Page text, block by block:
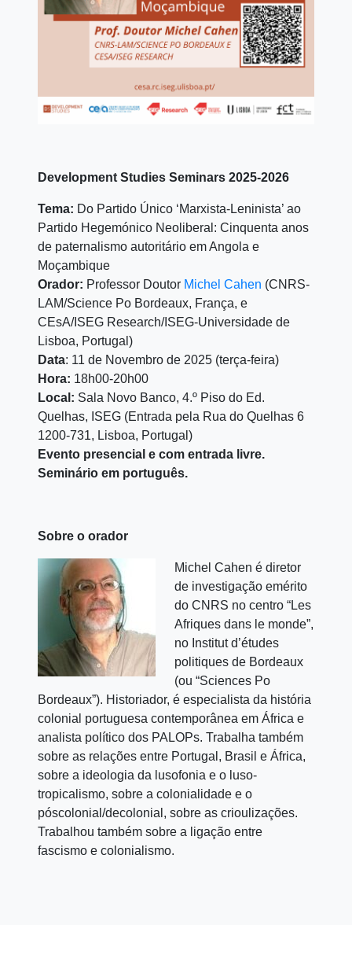
Development Studies Seminars 2025-2026
Tema: Do Partido Único ‘Marxista-Leninista’ ao
Partido Hegemónico Neoliberal: Cinquenta anos
de paternalismo autoritário em Angola e
Moçambique
Orador: Professor Doutor Michel Cahen (CNRS-
LAM/Science Po Bordeaux, França, e
CEsA/ISEG Research/ISEG-Universidade de
Lisboa, Portugal)
Data: 11 de Novembro de 2025 (terça-feira)
Hora: 18h00-20h00
Local: Sala Novo Banco, 4.º Piso do Ed.
Quelhas, ISEG (Entrada pela Rua do Quelhas 6
1200-731, Lisboa, Portugal)
Evento presencial e com entrada livre.
Seminário em português.
Sobre o orador
Michel Cahen é diretor
de investigação emérito
do CNRS no centro “Les
Afriques dans le monde”,
no Institut d’études
politiques de Bordeaux
(ou “Sciences Po
Bordeaux”). Historiador, é especialista da história
colonial portuguesa contemporânea em África e
analista político dos PALOPs. Trabalha também
sobre as relações entre Portugal, Brasil e África,
sobre a ideologia da lusofonia e o luso-
tropicalismo, sobre a colonialidade e o
póscolonial/decolonial, sobre as crioulizações.
Trabalhou também sobre a ligação entre
fascismo e colonialismo.